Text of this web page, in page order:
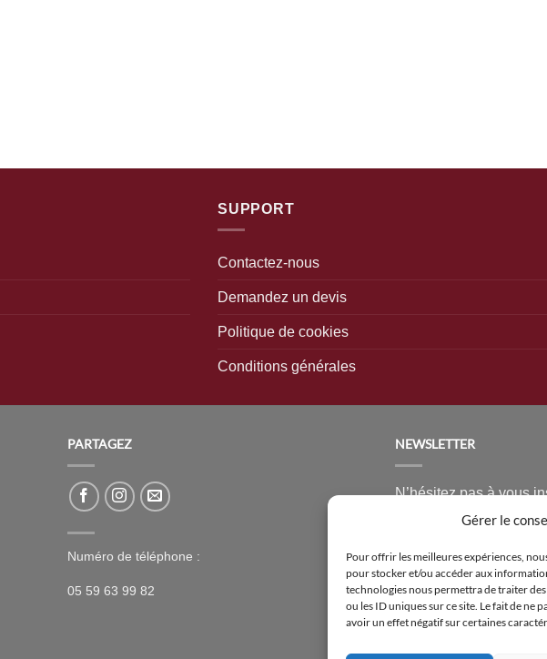
Gérer le
Pour offrir les meilleures expériences,
pour stocker et/ou accéder aux
technologies nous permettra de traiter
ou les ID uniques sur ce site. Le fait de ne
avoir un effet négatif sur certaines
SUPPORT
Contactez-nous
Demandez un devis
Politique de cookies
Conditions générales
PARTAGEZ
Numéro de téléphone :
05 59 63 99 82
NEWSLETTER
N’hésitez pas à vous
newsletter pour être
ainsi que des offres
[mc4wp_form